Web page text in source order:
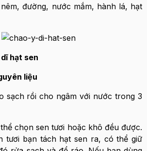
đường, nước mắm, hành lá, hạt
hạt sen
liệu
sạch rồi cho ngâm với nước trong 3
chọn sen tươi hoặc khô đều được.
tươi bạn tách hạt sen ra, có thể giữ